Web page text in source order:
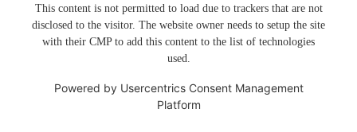
This content is not permitted to load due to trackers that are not
disclosed to the visitor. The website owner needs to setup the site
with their CMP to add this content to the list of technologies
used.
Powered by Usercentrics Consent Management
Platform